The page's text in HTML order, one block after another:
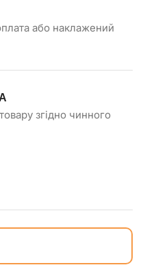
або наклажений
згідно чинного